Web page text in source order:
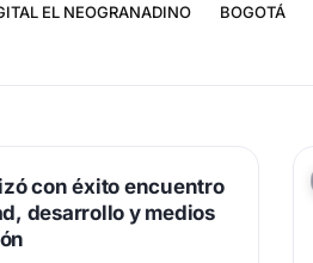
EL NEOGRANADINO BOGOTÁ
con éxito encuentro
desarrollo y medios